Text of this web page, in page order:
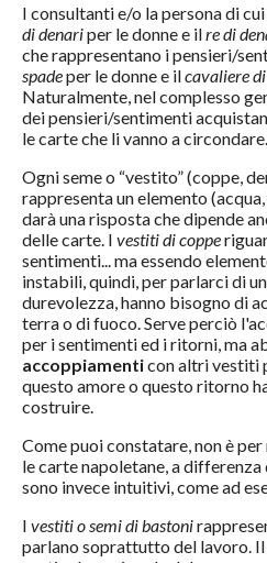
I consultanti e/o la persona di
di denariper le donne e ilre di
che rappresentano i pensieri/
spadeper le donne e ilcavaliere
Naturalmente, nel complesso
dei pensieri/sentimenti
le carte che li vanno a circondare.
Ogni seme o “vestito” (coppe,
rappresenta un elemento
darà una risposta che dipende
delle carte. I vestiti di coppe
sentimenti... ma essendo
instabili, quindi, per parlarci di
durevolezza, hanno bisogno di
terra o di fuoco. Serve perciò
per i sentimenti ed i ritorni, ma
accoppiamenticon altri vestiti
questo amore o questo ritorno
costruire.
Come puoi constatare, non è
le carte napoletane, a
sono invece intuitivi, come ad
I vestiti o semi di bastoni
parlano soprattutto del lavoro.